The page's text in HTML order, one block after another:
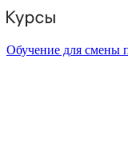
Обучение для смены